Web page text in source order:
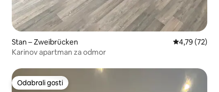
Stan – Zweibrücken Prosječna
4,79 (72)
Karinov apartman za odmor
Odabrali gosti
Odabrali gosti